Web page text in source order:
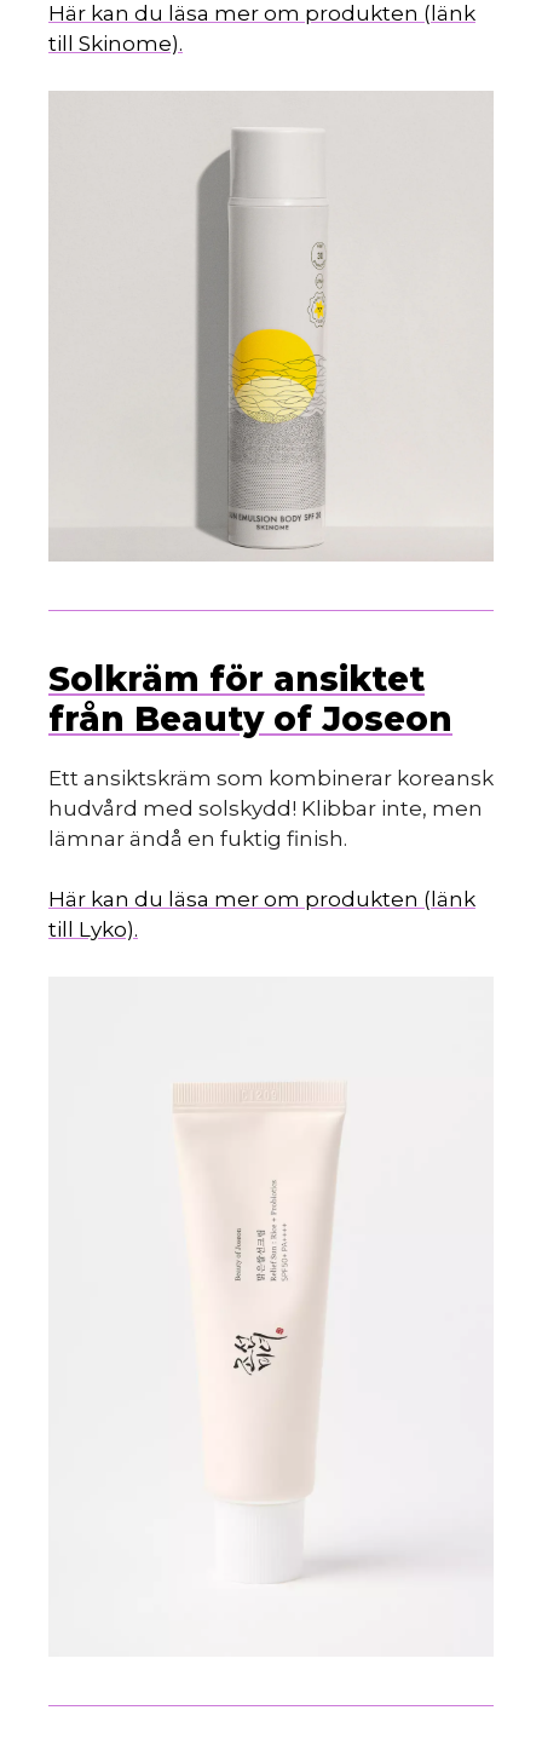
Här kan du läsa mer om produkten (länk
till Skinome).
Solkräm för ansiktet
från Beauty of Joseon
Ett ansiktskräm som kombinerar koreansk
hudvård med solskydd! Klibbar inte, men
lämnar ändå en fuktig finish.
Här kan du läsa mer om produkten (länk
till Lyko).